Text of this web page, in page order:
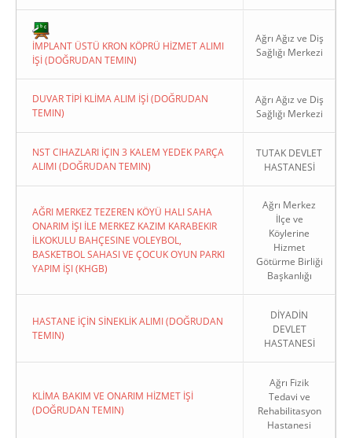
İMPLANT ÜSTÜ KRON KÖPRÜ HİZMET ALIMI
İŞİ (DOĞRUDAN TEMIN)
Ağrı Ağız ve Diş
Sağlığı Merkezi
DUVAR TİPİ KLİMA ALIM İŞİ (DOĞRUDAN
TEMIN)
Ağrı Ağız ve Diş
Sağlığı Merkezi
NST CIHAZLARI İÇIN 3 KALEM YEDEK PARÇA
ALIMI (DOĞRUDAN TEMIN)
TUTAK DEVLET
HASTANESİ
AĞRI MERKEZ TEZEREN KÖYÜ HALI SAHA
ONARIM İŞI İLE MERKEZ KAZIM KARABEKIR
İLKOKULU BAHÇESINE VOLEYBOL,
BASKETBOL SAHASI VE ÇOCUK OYUN PARKI
YAPIM İŞI (KHGB)
Ağrı Merkez
İlçe ve
Köylerine
Hizmet
Götürme Birliği
Başkanlığı
HASTANE İÇİN SİNEKLİK ALIMI (DOĞRUDAN
TEMIN)
DİYADİN
DEVLET
HASTANESİ
KLİMA BAKIM VE ONARIM HİZMET İŞİ
(DOĞRUDAN TEMIN)
Ağrı Fizik
Tedavi ve
Rehabilitasyon
Hastanesi